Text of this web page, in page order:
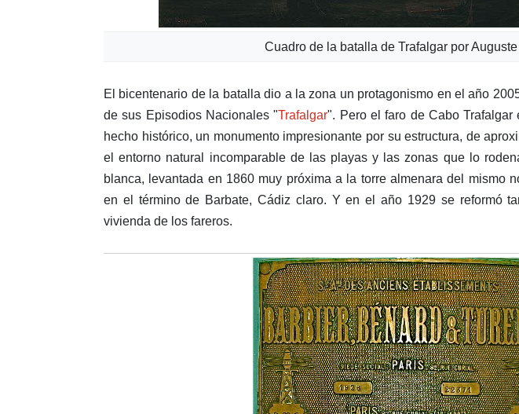
Cuadro de la batalla de Trafalgar por
El bicentenario de la batalla dio a la zona un protagonismo en el año
de sus Episodios Nacionales "Trafalgar". Pero el faro de Cabo Trafalgar
hecho histórico, un monumento impresionante por su estructura, de
el entorno natural incomparable de las playas y las zonas que lo
blanca, levantada en 1860 muy próxima a la torre almenara del mismo
en el término de Barbate, Cádiz claro. Y en el año 1929 se reformó
vivienda de los fareros.